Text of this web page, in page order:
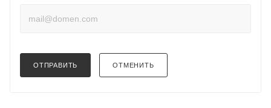
ОТПРАВИТЬ ОТМЕНИТЬ